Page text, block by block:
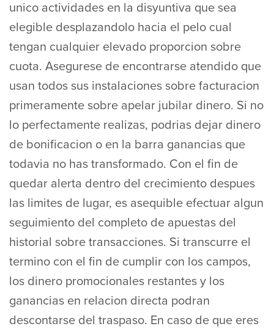
unico actividades en la disyuntiva que sea
elegible desplazandolo hacia el pelo cual
tengan cualquier elevado proporcion sobre
cuota. Asegurese de encontrarse atendido que
usan todos sus instalaciones sobre facturacion
primeramente sobre apelar jubilar dinero. Si no
lo perfectamente realizas, podrias dejar dinero
de bonificacion o en la barra ganancias que
todavia no has transformado. Con el fin de
quedar alerta dentro del crecimiento despues
las limites de lugar, es asequible efectuar algun
seguimiento del completo de apuestas del
historial sobre transacciones. Si transcurre el
termino con el fin de cumplir con los campos,
los dinero promocionales restantes y los
ganancias en relacion directa podran
descontarse del traspaso. En caso de que eres